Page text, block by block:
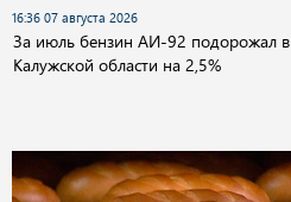
16:36 07 августа 2026
За июль бензин АИ-92 подорожал в
Калужской области на 2,5%